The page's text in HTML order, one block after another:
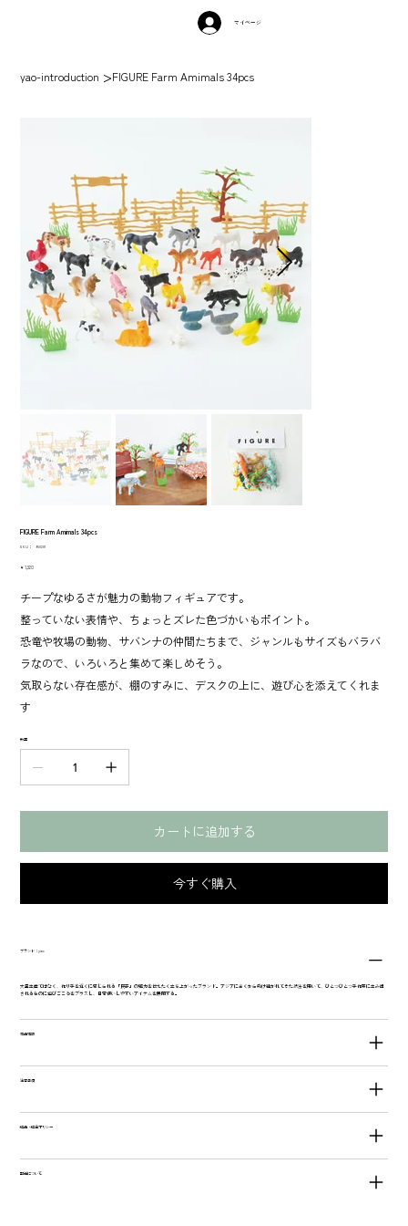
マイページ
yao-introduction >FIGURE Farm Amimals 34pcs
FIGURE Farm Amimals 34pcs
SKU：
SKU：
950201
価
￥1,320
チープなゆるさが魅力の動物フィギュアです。
整っていない表情や、ちょっとズレた色づかいもポイント。
恐竜や牧場の動物、サバンナの仲間たちまで、ジャンルもサイズもバラバ
ラなので、いろいろと集めて楽しめそう。
気取らない存在感が、棚のすみに、デスクの上に、遊び心を添えてくれま
す
数量
カートに追加する
今すぐ購入
ブランド：yao
大量生産ではなく、作り手を近くに感じられる「民芸」の魅力を伝えたく立ち上がったブランド。アジアに古くから受け継がれてきた技法を用いて、ひとつひとつ手作業に生み出
されるものに遊びごころをプラスし、日常使いしやすいアイテムを展開する。
商品情報
注意事項
返品・返金ポリシー
配送について